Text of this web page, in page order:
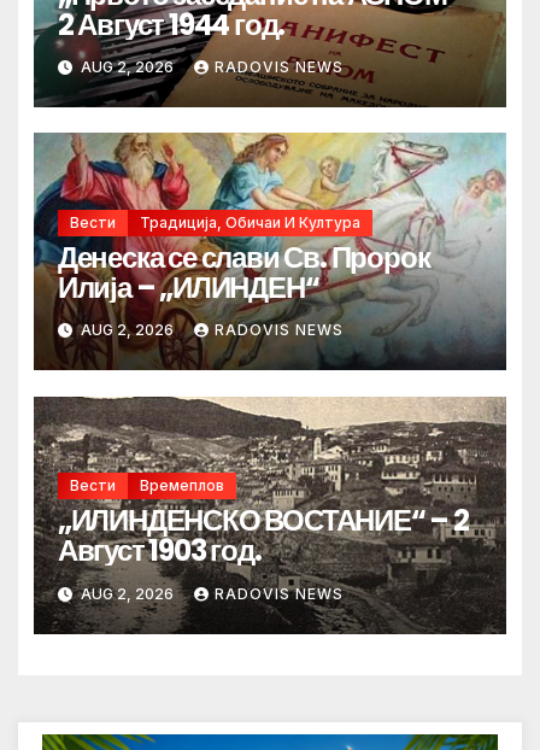
2 Август 1944 год.
AUG 2, 2026 RADOVIS NEWS
Вести Традиција, Обичаи И Култура
Денеска се слави Св. Пророк
Илија – „ИЛИНДЕН“
AUG 2, 2026 RADOVIS NEWS
Вести Времеплов
„ИЛИНДЕНСКО ВОСТАНИЕ“ – 2
Август 1903 год.
AUG 2, 2026 RADOVIS NEWS